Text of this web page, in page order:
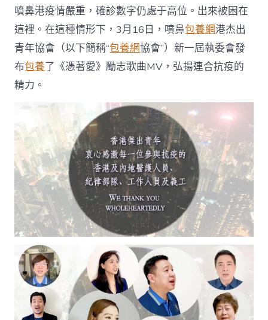
位
噴
鼻
港
杰
S
行
情
青
錄
勵
志
歌
曲
助
力
抗
疫〉
中
噴鼻港疫情嚴重，確診數字仍處于高位。出來被困在
這裡。在這種情形下，3月16日，噴鼻包養網港杰出
青年協會（以下簡稱“包養網協會”）新一屆執委會發
布包養了《憑著愛》勵志歌曲MV，弘揚連合抗疫的
精力。